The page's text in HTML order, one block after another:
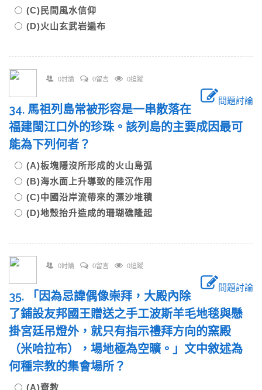
(C)民間風水信仰
(D)火山玄武岩遍布
0討論 0留言 0追蹤
問題討論
34. 馬祖列島常被形容是一串散落在
福建閩江口外的珍珠。該列島的主要成因最可
能為下列何者？
(A)板塊隱沒所形成的火山島弧
(B)海水面上升導致的陸沉作用
(C)中國沿岸流帶來的漂沙堆積
(D)地殼抬升造成的珊瑚礁隆起
0討論 0留言 0追蹤
問題討論
35. 「因為忌諱偶像崇拜，大殿內除
了鋪設友邦國王贈送之手工波斯羊毛地毯與懸
掛宮廷吊燈外，就只有指示禮拜方向的窯殿
（米哈拉布），場地極為空曠。」文中敘述為
何種宗教的集會場所？
(A)齋教